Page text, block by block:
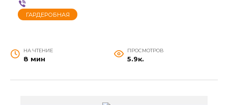
ГАРДЕРОБНАЯ
НА ЧТЕНИЕ
8 мин
ПРОСМОТРОВ
5.9к.